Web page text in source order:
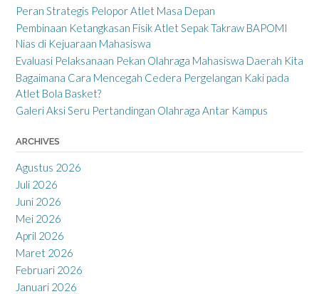
Peran Strategis Pelopor Atlet Masa Depan
Pembinaan Ketangkasan Fisik Atlet Sepak Takraw BAPOMI
Nias di Kejuaraan Mahasiswa
Evaluasi Pelaksanaan Pekan Olahraga Mahasiswa Daerah Kita
Bagaimana Cara Mencegah Cedera Pergelangan Kaki pada
Atlet Bola Basket?
Galeri Aksi Seru Pertandingan Olahraga Antar Kampus
ARCHIVES
Agustus 2026
Juli 2026
Juni 2026
Mei 2026
April 2026
Maret 2026
Februari 2026
Januari 2026